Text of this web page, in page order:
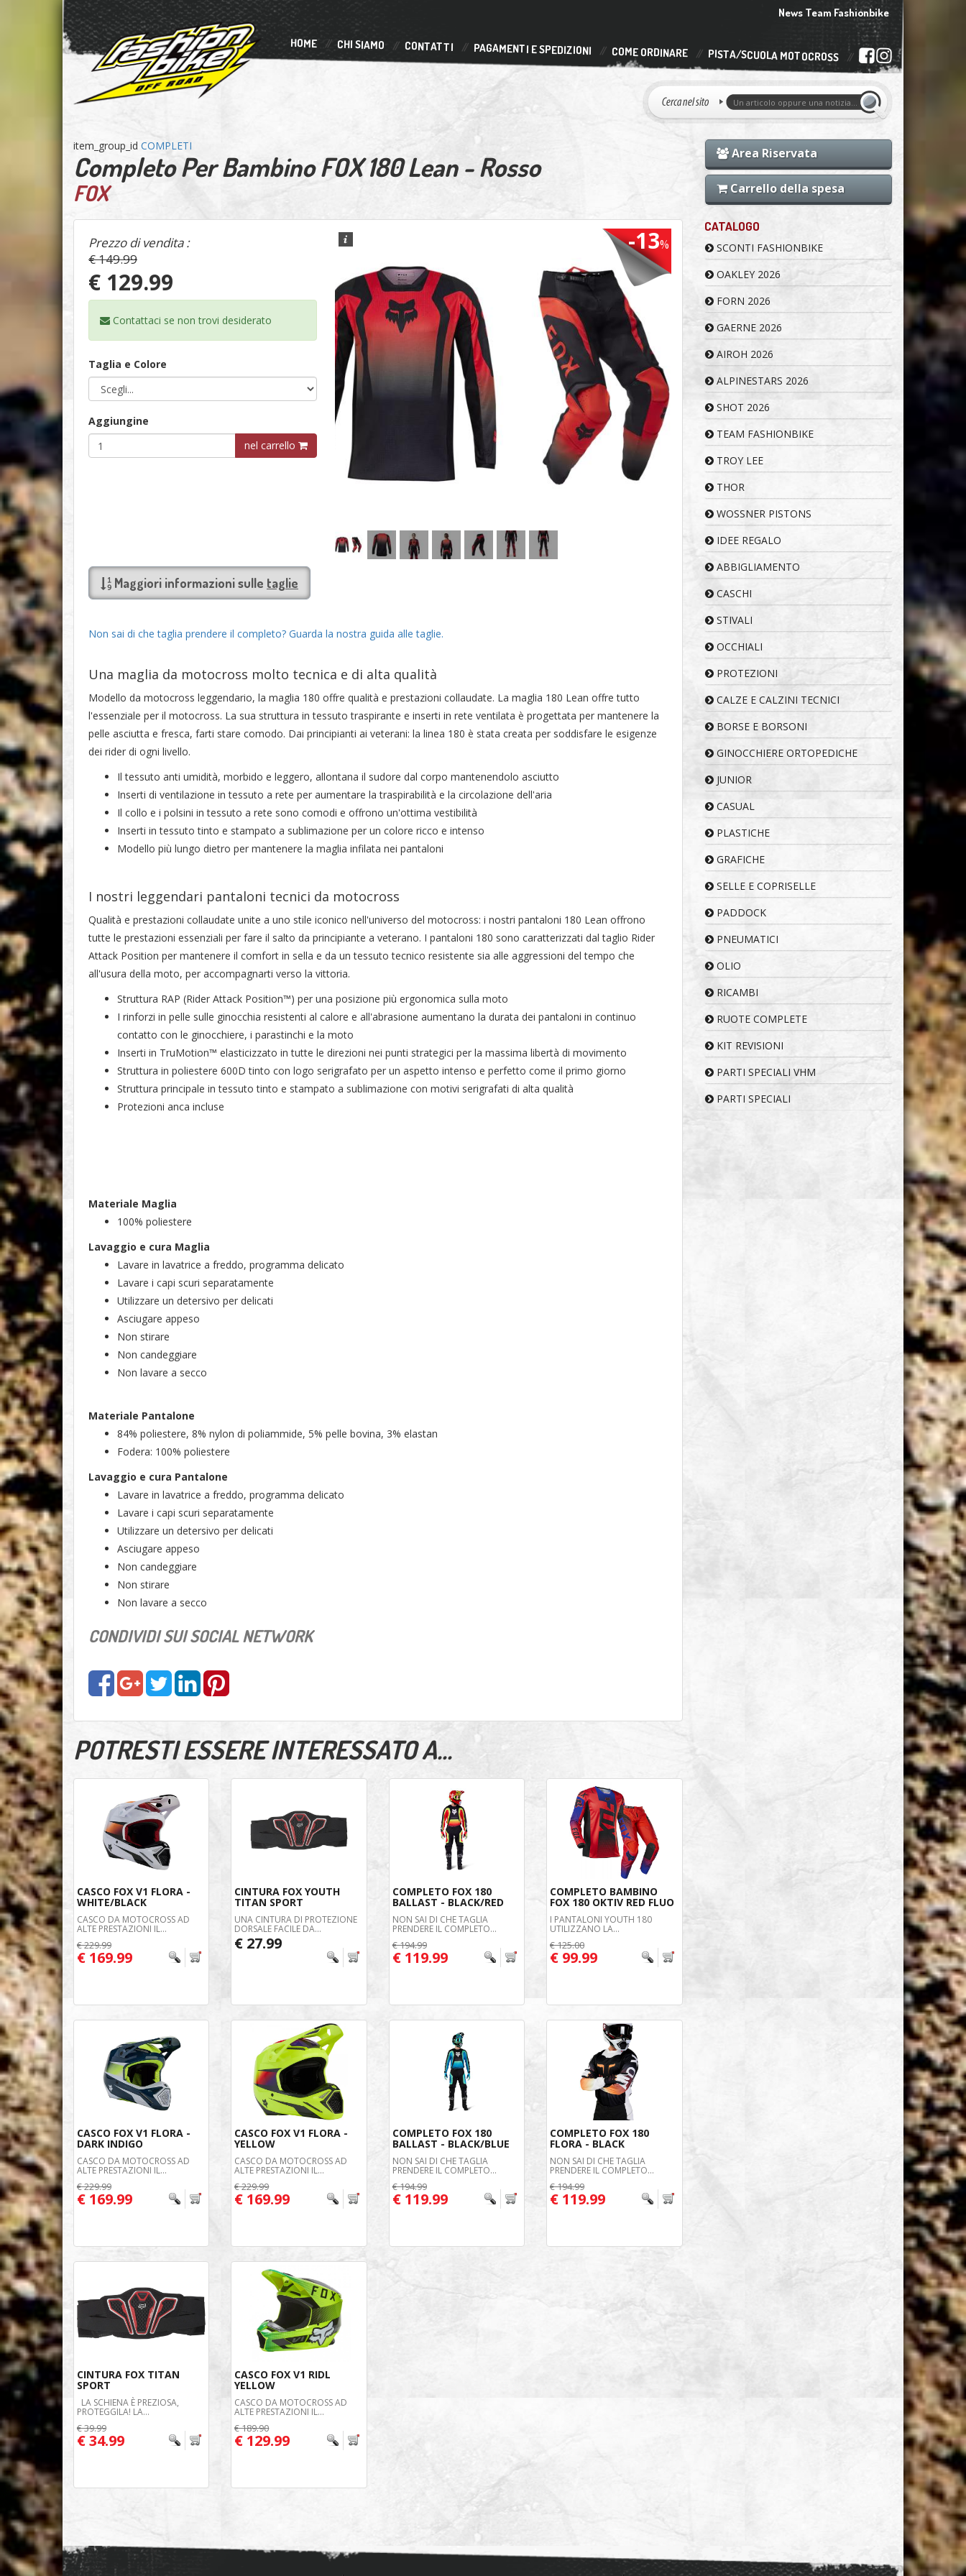
News Team Fashionbike
HOME CHI SIAMO CONTATTI PAGAMENTI E SPEDIZIONI COME ORDINARE PISTA/SCUOLA MOTOCROSS
item_group_id COMPLETI
Completo Per Bambino FOX 180 Lean - Rosso
FOX
-13%
Prezzo di vendita :
€ 149.99
€ 129.99
Contattaci se non trovi desiderato
Taglia e Colore
Aggiungine
nel carrello
Maggiori informazioni sulle taglie
Non sai di che taglia prendere il completo? Guarda la nostra guida alle taglie.
Una maglia da motocross molto tecnica e di alta qualità
Modello da motocross leggendario, la maglia 180 offre qualità e prestazioni collaudate. La maglia 180 Lean offre tutto
l'essenziale per il motocross. La sua struttura in tessuto traspirante e inserti in rete ventilata è progettata per mantenere la
pelle asciutta e fresca, farti stare comodo. Dai principianti ai veterani: la linea 180 è stata creata per soddisfare le esigenze
dei rider di ogni livello.
Il tessuto anti umidità, morbido e leggero, allontana il sudore dal corpo mantenendolo asciutto
Inserti di ventilazione in tessuto a rete per aumentare la traspirabilità e la circolazione dell'aria
Il collo e i polsini in tessuto a rete sono comodi e offrono un'ottima vestibilità
Inserti in tessuto tinto e stampato a sublimazione per un colore ricco e intenso
Modello più lungo dietro per mantenere la maglia infilata nei pantaloni
I nostri leggendari pantaloni tecnici da motocross
Qualità e prestazioni collaudate unite a uno stile iconico nell'universo del motocross: i nostri pantaloni 180 Lean offrono
tutte le prestazioni essenziali per fare il salto da principiante a veterano. I pantaloni 180 sono caratterizzati dal taglio Rider
Attack Position per mantenere il comfort in sella e da un tessuto tecnico resistente sia alle aggressioni del tempo che
all'usura della moto, per accompagnarti verso la vittoria.
Struttura RAP (Rider Attack Position™) per una posizione più ergonomica sulla moto
I rinforzi in pelle sulle ginocchia resistenti al calore e all'abrasione aumentano la durata dei pantaloni in continuo
contatto con le ginocchiere, i parastinchi e la moto
Inserti in TruMotion™ elasticizzato in tutte le direzioni nei punti strategici per la massima libertà di movimento
Struttura in poliestere 600D tinto con logo serigrafato per un aspetto intenso e perfetto come il primo giorno
Struttura principale in tessuto tinto e stampato a sublimazione con motivi serigrafati di alta qualità
Protezioni anca incluse
Materiale Maglia
100% poliestere
Lavaggio e cura Maglia
Lavare in lavatrice a freddo, programma delicato
Lavare i capi scuri separatamente
Utilizzare un detersivo per delicati
Asciugare appeso
Non stirare
Non candeggiare
Non lavare a secco
Materiale Pantalone
84% poliestere, 8% nylon di poliammide, 5% pelle bovina, 3% elastan
Fodera: 100% poliestere
Lavaggio e cura Pantalone
Lavare in lavatrice a freddo, programma delicato
Lavare i capi scuri separatamente
Utilizzare un detersivo per delicati
Asciugare appeso
Non candeggiare
Non stirare
Non lavare a secco
CONDIVIDI SUI SOCIAL NETWORK
POTRESTI ESSERE INTERESSATO A...
CASCO FOX V1 FLORA -
WHITE/BLACK
CASCO DA MOTOCROSS AD
ALTE PRESTAZIONI IL...
€ 229.99
€ 169.99
CINTURA FOX YOUTH
TITAN SPORT
UNA CINTURA DI PROTEZIONE
DORSALE FACILE DA...
€ 27.99
COMPLETO FOX 180
BALLAST - BLACK/RED
NON SAI DI CHE TAGLIA
PRENDERE IL COMPLETO...
€ 194.99
€ 119.99
COMPLETO BAMBINO
FOX 180 OKTIV RED FLUO
I PANTALONI YOUTH 180
UTILIZZANO LA...
€ 125.00
€ 99.99
CASCO FOX V1 FLORA -
DARK INDIGO
CASCO DA MOTOCROSS AD
ALTE PRESTAZIONI IL...
€ 229.99
€ 169.99
CASCO FOX V1 FLORA -
YELLOW
CASCO DA MOTOCROSS AD
ALTE PRESTAZIONI IL...
€ 229.99
€ 169.99
COMPLETO FOX 180
BALLAST - BLACK/BLUE
NON SAI DI CHE TAGLIA
PRENDERE IL COMPLETO...
€ 194.99
€ 119.99
COMPLETO FOX 180
FLORA - BLACK
NON SAI DI CHE TAGLIA
PRENDERE IL COMPLETO...
€ 194.99
€ 119.99
CINTURA FOX TITAN
SPORT
LA SCHIENA È PREZIOSA,
PROTEGGILA! LA...
€ 39.99
€ 34.99
CASCO FOX V1 RIDL
YELLOW
CASCO DA MOTOCROSS AD
ALTE PRESTAZIONI IL...
€ 189.90
€ 129.99
Area Riservata
Carrello della spesa
CATALOGO
SCONTI FASHIONBIKE
OAKLEY 2026
FORN 2026
GAERNE 2026
AIROH 2026
ALPINESTARS 2026
SHOT 2026
TEAM FASHIONBIKE
TROY LEE
THOR
WOSSNER PISTONS
IDEE REGALO
ABBIGLIAMENTO
CASCHI
STIVALI
OCCHIALI
PROTEZIONI
CALZE E CALZINI TECNICI
BORSE E BORSONI
GINOCCHIERE ORTOPEDICHE
JUNIOR
CASUAL
PLASTICHE
GRAFICHE
SELLE E COPRISELLE
PADDOCK
PNEUMATICI
OLIO
RICAMBI
RUOTE COMPLETE
KIT REVISIONI
PARTI SPECIALI VHM
PARTI SPECIALI